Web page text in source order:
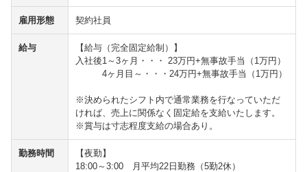
雇用形態 契約社員
給与
【給与（完全固定給制）】
入社後1～3ヶ月・・・ 23万円+無事故手当（1万円）
4ヶ月目～・・・24万円+無事故手当（1万円）
※決められたシフト内で通常業務を行なっていただ
ければ、売上に関係なく固定給を支給いたします。
※賞与は寸志程度支給の場合あり。
勤務時間
【夜勤】
18:00～3:00 月平均22日勤務（5勤2休）